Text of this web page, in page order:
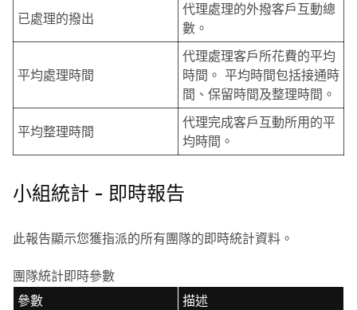
已處理的撥出
代理處理的外撥客戶互動總
數。
平均處理時間
代理處理客戶所花費的平均
時間。 平均時間包括接通時
間、保留時間及整理時間。
平均整理時間
代理完成客戶互動所用的平
均時間。
小組統計 - 即時報告
此報告顯示您獲指派的所有團隊的即時統計資料。
團隊統計即時參數
參數
描述